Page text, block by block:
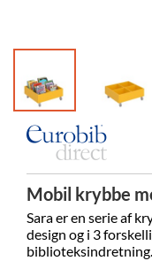
Mobil krybbe
Sara er en serie af
design og i 3
biblioteksindretning.